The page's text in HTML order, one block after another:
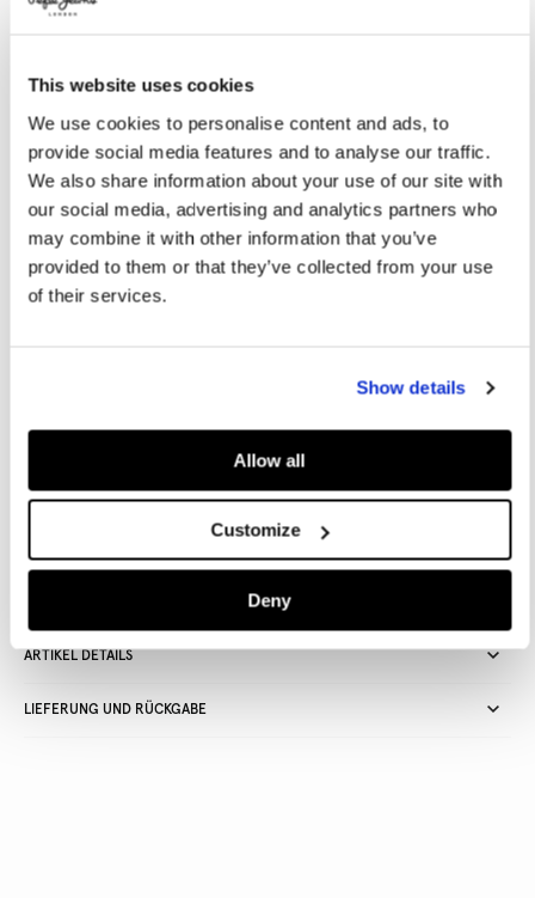
This website uses cookies
We use cookies to personalise content and ads, to
provide social media features and to analyse our traffic.
We also share information about your use of our site with
our social media, advertising and analytics partners who
may combine it with other information that you’ve
provided to them or that they’ve collected from your use
of their services.
Show details
Allow all
Customize
Deny
GRÖßE AUSWÄHLEN:
LÄNGE AUSWÄHLEN:
30
Model trägt: 27Größe des Models:
Kostenlose lieferung ab CHF80. Kostenlose
Rückgabe
ARTIKEL DETAILS
LIEFERUNG UND RÜCKGABE